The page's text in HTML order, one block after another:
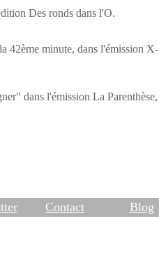
Des ronds dans l'O.
42ème minute, dans l'émission X-
dans l'émission La Parenthèse,
Contact Blog